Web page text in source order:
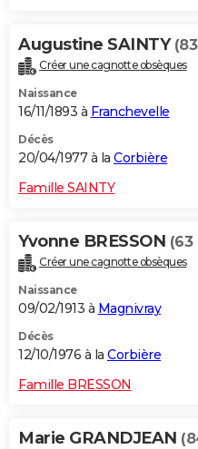
Augustine SAINTY
Créer une cagnotte obsèques
Naissance
16/11/1893 à Franchevelle
Décès
20/04/1977 à la Corbière
Famille SAINTY
Yvonne BRESSON (63
Créer une cagnotte obsèques
Naissance
09/02/1913 à Magnivray
Décès
12/10/1976 à la Corbière
Famille BRESSON
Marie GRANDJEAN